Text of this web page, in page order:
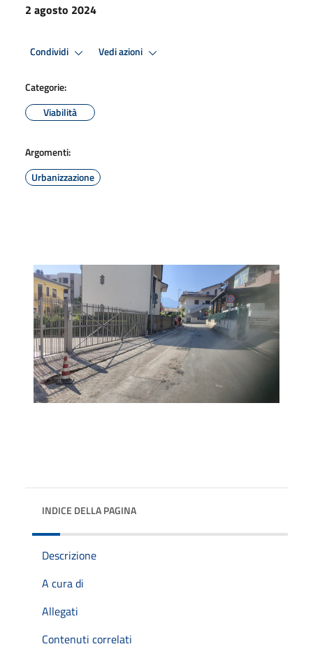
2 agosto 2024
Condividi Vedi azioni
Categorie:
Viabilità
Argomenti:
Urbanizzazione
INDICE DELLA PAGINA
Descrizione
A cura di
Allegati
Contenuti correlati